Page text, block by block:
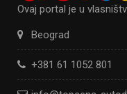
Ovaj portal je u
Beograd
+381 61 1052 801